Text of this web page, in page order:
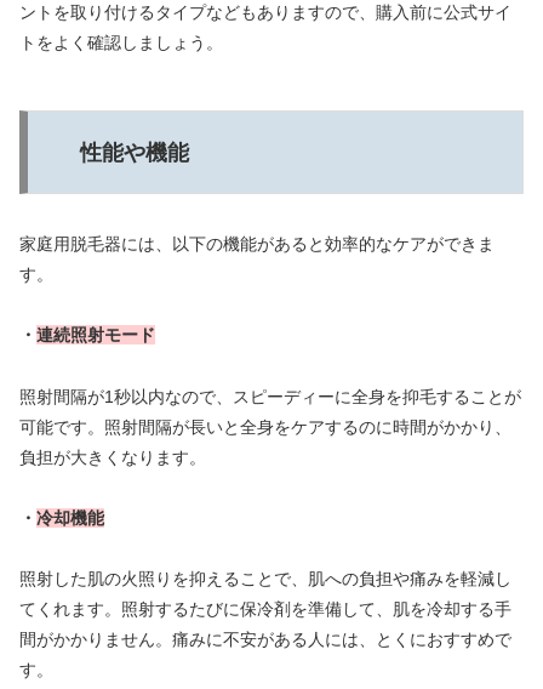
ントを取り付けるタイプなどもありますので、購入前に公式サイ
トをよく確認しましょう。
性能や機能
家庭用脱毛器には、以下の機能があると効率的なケアができま
す。
・ 連続照射モード
照射間隔が1秒以内なので、スピーディーに全身を抑毛することが
可能です。照射間隔が長いと全身をケアするのに時間がかかり、
負担が大きくなります。
・ 冷却機能
照射した肌の火照りを抑えることで、肌への負担や痛みを軽減し
てくれます。照射するたびに保冷剤を準備して、肌を冷却する手
間がかかりません。痛みに不安がある人には、とくにおすすめで
す。